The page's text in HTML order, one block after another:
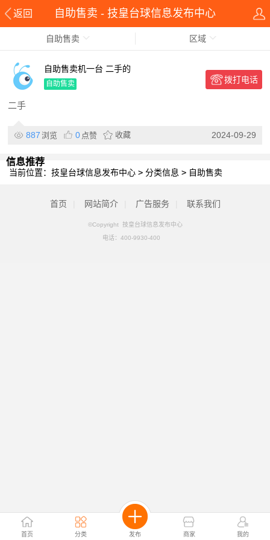
返回 自助售卖 - 技皇台球信息发布中心
首页 分类 发布 商家 我的
自助售卖 区域
自助售卖机一台 二手的
自助售卖 拨打电话
二手
887 浏览 0 点赞 收藏 2024-09-29
信息推荐
当前位置： 技皇台球信息发布中心 > 分类信息 > 自助售卖
首页 网站简介 广告服务 联系我们
©Copyright 技皇台球信息发布中心
电话： 400-9930-400